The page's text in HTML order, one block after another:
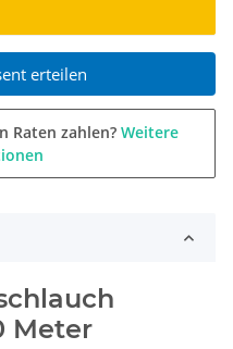
erteilen
Raten zahlen? Weitere
Meter